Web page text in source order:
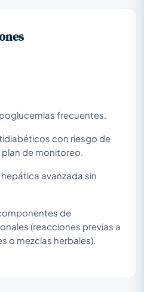
frecuentes.
con riesgo de
de monitoreo.
avanzada sin
de
(reacciones previas a
o mezclas herbales).